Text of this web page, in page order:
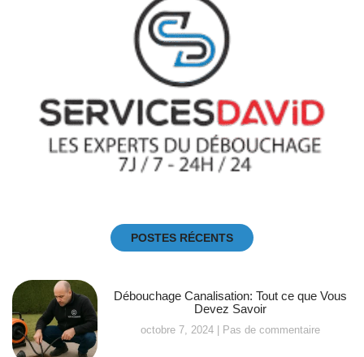
POSTES RÉCENTS
Débouchage Canalisation: Tout ce que Vous
Devez Savoir
octobre 7, 2024 Pas de commentaire